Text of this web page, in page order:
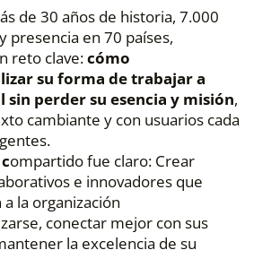
de 30 años de historia, 7.000
presencia en 70 países,
reto clave:cómo
su forma de trabajar a
sin perder su esencia y misión,
cambiante y con usuarios cada
ompartido fue claro: Crear
e innovadores que
la organización
conectar mejor con sus
la excelencia de su